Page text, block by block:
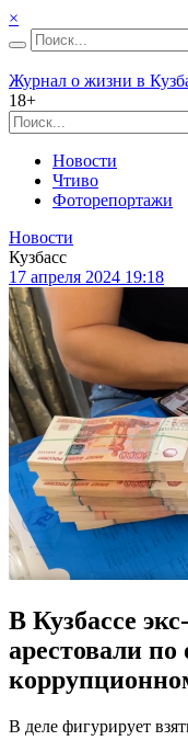
×
Журнал о жизни в
18+
Новости
Чтиво
Фоторепортажи
Новости
Кузбасс
17 апреля 2024 19:18
В Кузбассе
арестовали
В деле фигурирует